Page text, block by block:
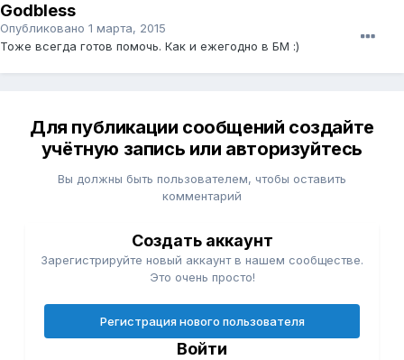
Godbless
Опубликовано 1 марта, 2015
Тоже всегда готов помочь. Как и ежегодно в БМ :)
Для публикации сообщений создайте
учётную запись или авторизуйтесь
Вы должны быть пользователем, чтобы оставить
комментарий
Создать аккаунт
Зарегистрируйте новый аккаунт в нашем сообществе.
Это очень просто!
Регистрация нового пользователя
Войти